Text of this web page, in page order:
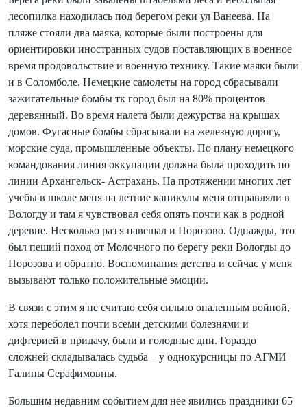
лесопилка находилась под берегом реки ул Ванеева. На
пляже стояли два маяка, которые были построены для
ориентировки иностранных судов поставляющих в военное
время продовольствие и военную технику. Такие маяки были
и в Соломболе. Немецкие самолеты на город сбрасывали
зажигательные бомбы тк город был на 80% процентов
деревянный. Во время налета были дежурства на крышах
домов. Фугасные бомбы сбрасывали на железную дорогу,
морские суда, промышленные объекты. По плану немецкого
командования линия оккупации должна была проходить по
линии Архангельск- Астрахань. На протяжении многих лет
учебы в школе меня на летние каникулы меня отправляли в
Вологду и там я чувствовал себя опять почти как в родной
деревне. Несколько раз я навещал и Порозово. Однажды, это
был пеший поход от Молочного по берегу реки Вологды до
Порозова и обратно. Воспоминания детства и сейчас у меня
вызывают только положительные эмоции.
В связи с этим я не считаю себя сильно опаленным войной,
хотя переболел почти всеми детскими болезнями и
дифтерией в придачу, были и голодные дни. Гораздо
сложней складывалась судьба – у однокурсницы по АГМИ
Галины Серафимовны.
Большим недавним событием для нее явились праздники 65